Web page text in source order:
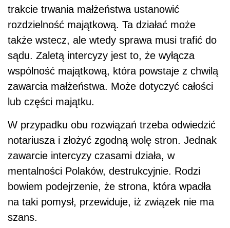
trakcie trwania małżeństwa ustanowić
rozdzielność majątkową. Ta działać może
także wstecz, ale wtedy sprawa musi trafić do
sądu. Zaletą intercyzy jest to, że wyłącza
wspólność majątkową, która powstaje z chwilą
zawarcia małżeństwa. Może dotyczyć całości
lub części majątku.
W przypadku obu rozwiązań trzeba odwiedzić
notariusza i złożyć zgodną wolę stron. Jednak
zawarcie intercyzy czasami działa, w
mentalności Polaków, destrukcyjnie. Rodzi
bowiem podejrzenie, że strona, która wpadła
na taki pomysł, przewiduje, iż związek nie ma
szans.